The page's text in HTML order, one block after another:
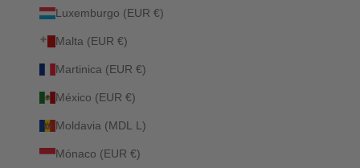
Luxemburgo (EUR €)
Malta (EUR €)
Martinica (EUR €)
México (EUR €)
Moldavia (MDL L)
Mónaco (EUR €)